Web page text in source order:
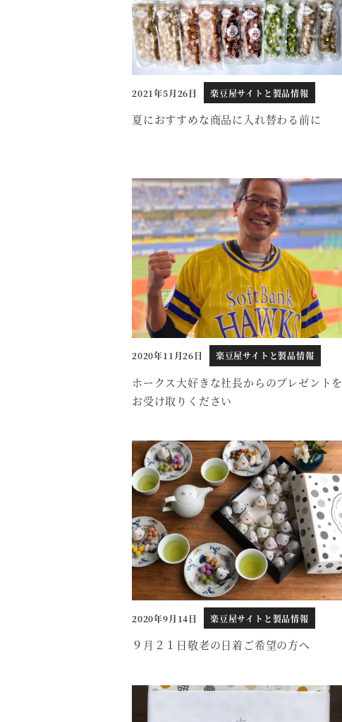
夏におすすめな商品に入れ替わる前に
投稿日
2021年5月26日 楽豆屋サイトと製品情報
ホークス大好きな社長からのプレゼントを
お受け取りください
投稿日
2020年11月26日 楽豆屋サイトと製品情報
９月２１日敬老の日着ご希望の方へ
投稿日
2020年9月14日 楽豆屋サイトと製品情報